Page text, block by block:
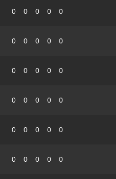
0
0
0
0
0
0
0
0
0
0
0
0
0
0
0
0
0
0
0
0
0
0
0
0